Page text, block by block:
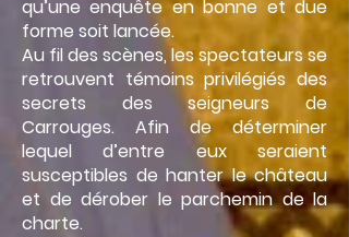
qu’une enquête en bonne et due
forme soit lancée.
Au fil des scènes, les spectateurs se
retrouvent témoins privilégiés des
secrets des seigneurs de
Carrouges. Afin de déterminer
lequel d’entre eux seraient
susceptibles de hanter le château
et de dérober le parchemin de la
charte.